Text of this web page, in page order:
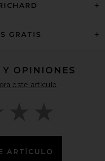
GRATIS
OPINIONES
este artículo
ARTÍCULO